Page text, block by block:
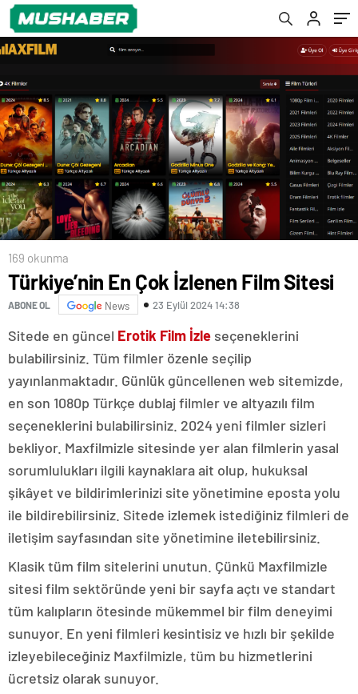
169 okunma
Türkiye’nin En Çok İzlenen Film Sitesi
ABONE OL News 23 Eylül 2024 14:38
Sitede en güncel Erotik Film İzle seçeneklerini
bulabilirsiniz. Tüm filmler özenle seçilip
yayınlanmaktadır. Günlük güncellenen web sitemizde,
en son 1080p Türkçe dublaj filmler ve altyazılı film
seçeneklerini bulabilirsiniz. 2024 yeni filmler sizleri
bekliyor. Maxfilmizle sitesinde yer alan filmlerin yasal
sorumlulukları ilgili kaynaklara ait olup, hukuksal
şikâyet ve bildirimlerinizi site yönetimine eposta yolu
ile bildirebilirsiniz. Sitede izlemek istediğiniz filmleri de
iletişim sayfasından site yönetimine iletebilirsiniz.
Klasik tüm film sitelerini unutun. Çünkü Maxfilmizle
sitesi film sektöründe yeni bir sayfa açtı ve standart
tüm kalıpların ötesinde mükemmel bir film deneyimi
sunuyor. En yeni filmleri kesintisiz ve hızlı bir şekilde
izleyebileceğiniz Maxfilmizle, tüm bu hizmetlerini
ücretsiz olarak sunuyor.